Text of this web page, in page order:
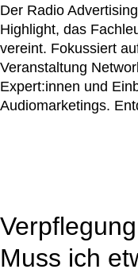
Der Radio
Highlight, das
vereint. Fokussiert
Veranstaltung
Expert:innen und
Audiomarketings.
Muss ich